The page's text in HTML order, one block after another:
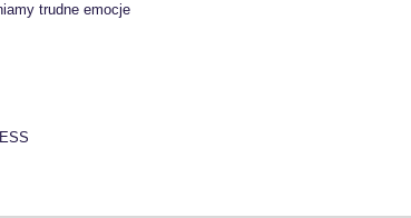
trudne emocje